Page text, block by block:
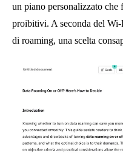
un piano personalizzato che
proibitivi. A seconda del
di roaming, una scelta